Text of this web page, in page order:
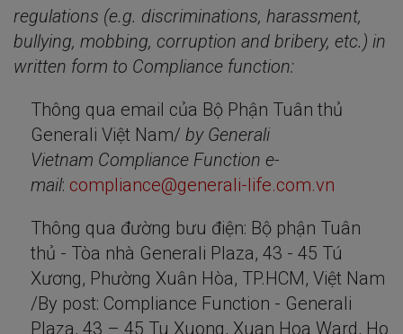
regulations (e.g. discriminations, harassment,
bullying, mobbing, corruption and bribery, etc.) in
written form to Compliance function:
Thông qua email của Bộ Phận Tuân thủ
Generali Việt Nam/ by Generali
Vietnam Compliance Function e-
mail: compliance@generali-life.com.vn
Thông qua đường bưu điện: Bộ phận Tuân
thủ - Tòa nhà Generali Plaza, 43 - 45 Tú
Xương, Phường Xuân Hòa, TP.HCM, Việt Nam
/By post: Compliance Function - Generali
Plaza, 43 – 45 Tu Xuong, Xuan Hoa Ward, Ho